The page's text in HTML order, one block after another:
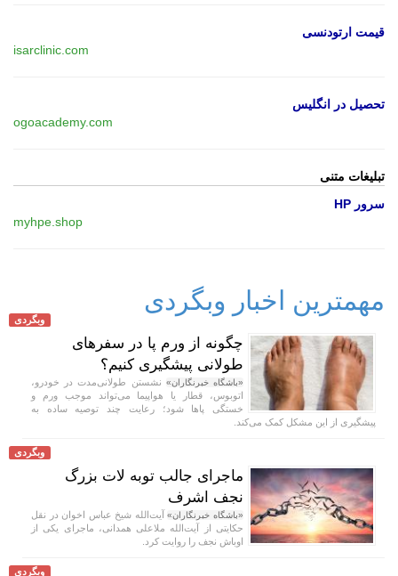
قیمت ارتودنسی
isarclinic.com
تحصیل در انگلیس
ogoacademy.com
تبلیغات متنی
سرور HP
myhpe.shop
مهمترین اخبار وبگردی
وبگردی
چگونه از ورم پا در سفر‌های
طولانی پیشگیری کنیم؟
«باشگاه خبرنگاران» نشستن طولانی‌مدت در خودرو،
اتوبوس، قطار یا هواپیما می‌تواند موجب ورم و
خستگی پا‌ها شود؛ رعایت چند توصیه ساده به
پیشگیری از این مشکل کمک می‌کند.
وبگردی
ماجرای جالب توبه لات بزرگ
نجف اشرف
«باشگاه خبرنگاران»آیت‌الله شیخ عباس اخوان در نقل
حکایتی از آیت‌الله ملاعلی همدانی، ماجرای یکی از
اوباش نجف را روایت کرد.
وبگردی